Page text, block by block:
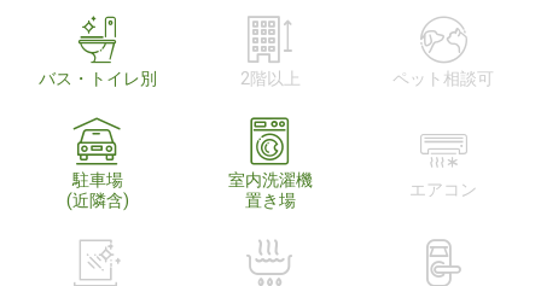
バス・トイレ別 2階以上 ペット相談可
駐車場
(近隣含)
室内洗濯機
置き場
エアコン